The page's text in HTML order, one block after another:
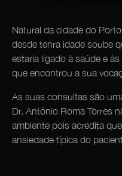
Natural da cidade do
desde tenra idade soube
estaria ligado à saúde e
que encontrou a sua
As suas consultas são
Dr. António Roma Torres
ambiente pois acredita
ansiedade típica do